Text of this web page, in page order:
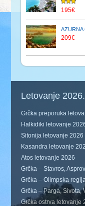
195€
AZURNA
209€
Letovanje 2026.
Grčka preporuka
Halkidiki letovanje
Sitonija letovanje 2026
Kasandra letovanje
Atos letovanje 2026
Grčka – Stavros,
Grčka – Olimpska
Grčka – Parga, Sivota,
Grčka ostrva letovanje